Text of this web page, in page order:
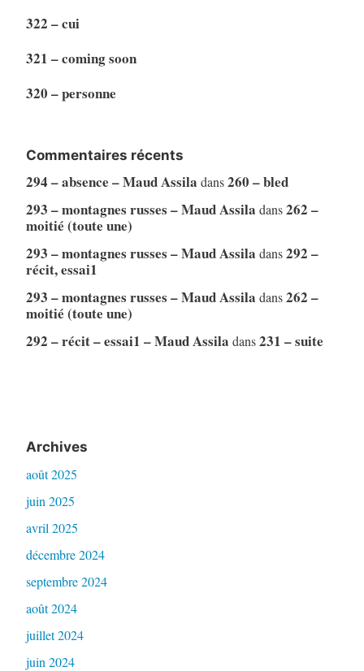
322 – cui
321 – coming soon
320 – personne
Commentaires récents
294 – absence – Maud Assila dans260 – bled
293 – montagnes russes – Maud Assila dans262 –
moitié (toute une)
293 – montagnes russes – Maud Assila dans292 –
récit, essai1
293 – montagnes russes – Maud Assila dans262 –
moitié (toute une)
292 – récit – essai1 – Maud Assila dans231 – suite
Archives
août 2025
juin 2025
avril 2025
décembre 2024
septembre 2024
août 2024
juillet 2024
juin 2024